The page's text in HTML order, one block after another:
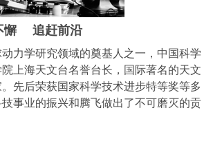
懈 追赶前沿
力学研究领域的奠基人之一，中国科学
上海天文台名誉台长，国际著名的天文
先后荣获国家科学技术进步特等奖等多
事业的振兴和腾飞做出了不可磨灭的贡